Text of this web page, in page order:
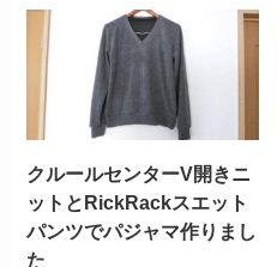
クルールセンターV開きニ
ットとRickRackスエット
パンツでパジャマ作りまし
た